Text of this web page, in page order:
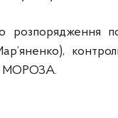
МОРОЗА.